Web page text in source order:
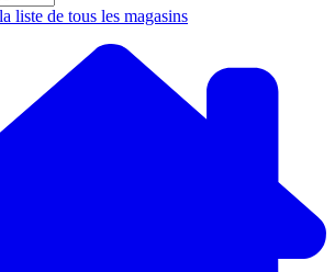
liste de tous les magasins